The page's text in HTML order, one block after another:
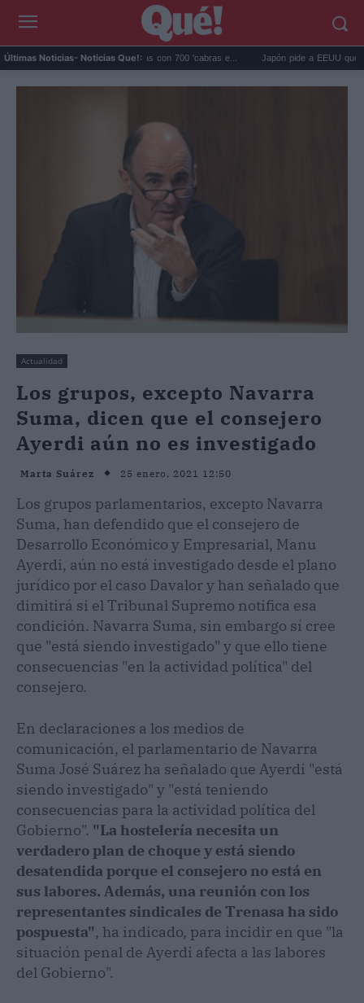
Últimas Noticias- Noticias Que!:
eliminó 140.000 cabras con 700 'cabras e... Japón pide a EEUU que deje
Actualidad
Los grupos, excepto Navarra
Suma, dicen que el consejero
Ayerdi aún no es investigado
Marta Suárez 25 enero, 2021 12:50
Los grupos parlamentarios, excepto Navarra
Suma, han defendido que el consejero de
Desarrollo Económico y Empresarial, Manu
Ayerdi, aún no está investigado desde el plano
jurídico por el caso Davalor y han señalado que
dimitirá si el Tribunal Supremo notifica esa
condición. Navarra Suma, sin embargo sí cree
que "está siendo investigado" y que ello tiene
consecuencias "en la actividad política" del
consejero.
En declaraciones a los medios de
comunicación, el parlamentario de Navarra
Suma José Suárez ha señalado que Ayerdi "está
siendo investigado" y "está teniendo
consecuencias para la actividad política del
Gobierno". "La hostelería necesita un
verdadero plan de choque y está siendo
desatendida porque el consejero no está en
sus labores. Además, una reunión con los
representantes sindicales de Trenasa ha sido
pospuesta", ha indicado, para incidir en que "la
situación penal de Ayerdi afecta a las labores
del Gobierno".